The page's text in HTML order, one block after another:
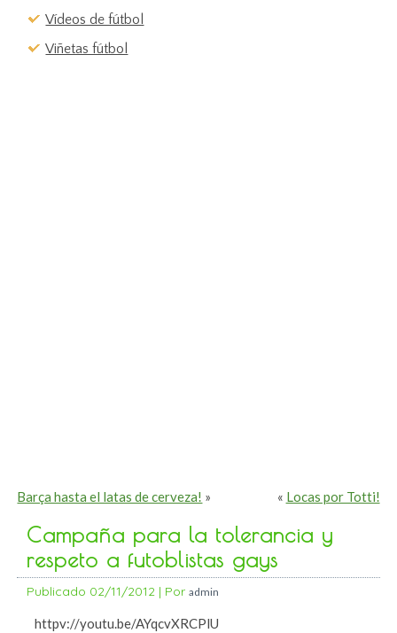
Vídeos de fútbol
Viñetas fútbol
Barça hasta el latas de cerveza! » « Locas por Totti!
Campaña para la tolerancia y
respeto a futoblistas gays
Publicado 02/11/2012 | Por admin
httpv://youtu.be/AYqcvXRCPlU